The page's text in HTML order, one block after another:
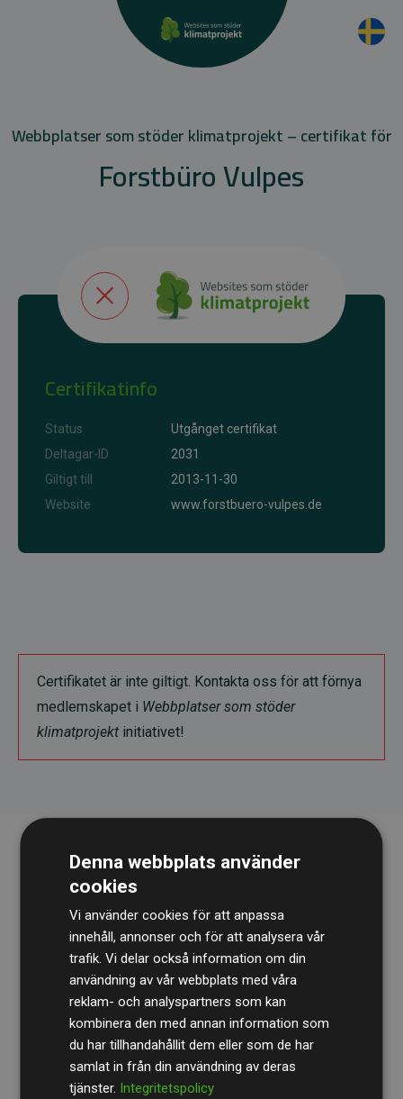
Webbplatser som stöder klimatprojekt – certifikat för
Forstbüro Vulpes
Certifikatinfo
Status
Utgånget certifikat
Deltagar-ID
2031
Giltigt till
2013-11-30
Website
www.forstbuero-vulpes.de
Certifikatet är inte giltigt. Kontakta oss för att förnya
medlemskapet i Webbplatser som stöder
klimatprojekt initiativet!
RevisionsbyrånBDOgranskar kontinuerligt våra
beräkningar och vår metod för att säkerställa
transparens och tillförlitlighet.
Deras granskning visar att våra investeringar i
klimatprojekt i genomsnitt kompenserar för
Denna webbplats använder
cookies
Vi använder cookies för att anpassa
innehåll, annonser och för att analysera vår
trafik. Vi delar också information om din
användning av vår webbplats med våra
reklam- och analyspartners som kan
kombinera den med annan information som
du har tillhandahållit dem eller som de har
samlat in från din användning av deras
tjänster. Integritetspolicy